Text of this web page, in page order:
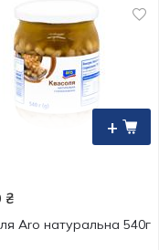
+
₴
Aro натуральна 540г